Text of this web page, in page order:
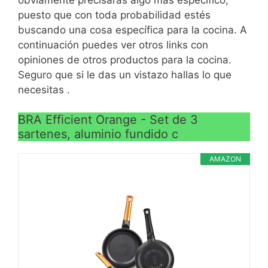
Fondo difusor uniforme de
eficiencia óptima (Save
Energy System)
CARACTERÍSTICAS
>
puesto que con toda probabilidad estés
buscando una cosa específica para la cocina. A
continuación puedes ver otros links con
opiniones de otros productos para la cocina.
Seguro que si le das un vistazo hallas lo que
necesitas .
BRA Efficient Orange - Set de 3
sartenes, aluminio fundido c
AMAZON